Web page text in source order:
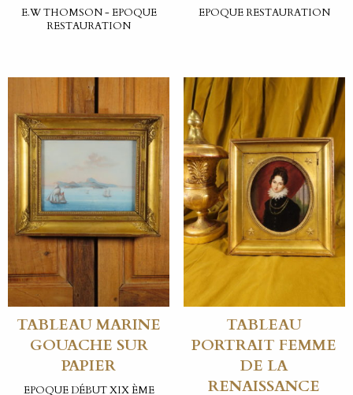
E.W THOMSON - EPOQUE
RESTAURATION
EPOQUE RESTAURATION
TABLEAU MARINE
GOUACHE SUR
PAPIER
EPOQUE DÉBUT XIX ÈME
TABLEAU
PORTRAIT FEMME
DE LA
RENAISSANCE